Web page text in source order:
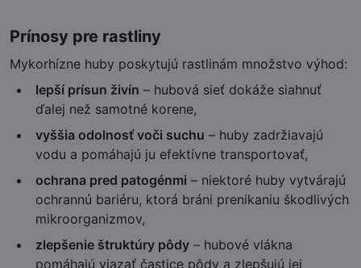
Prínosy pre rastliny
Mykorhízne huby poskytujú rastlinám množstvo výhod:
lepší prísun živín – hubová sieť dokáže siahnuť
ďalej než samotné korene,
vyššia odolnosť voči suchu – huby zadržiavajú
vodu a pomáhajú ju efektívne transportovať,
ochrana pred patogénmi – niektoré huby vytvárajú
ochrannú bariéru, ktorá bráni prenikaniu škodlivých
mikroorganizmov,
zlepšenie štruktúry pôdy – hubové vlákna
pomáhajú viazať častice pôdy a zlepšujú jej